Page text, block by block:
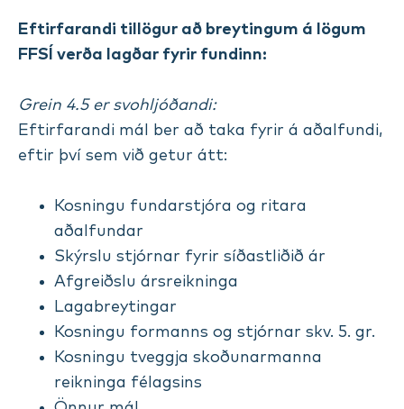
Eftirfarandi tillögur að breytingum á lögum
FFSÍ verða lagðar fyrir fundinn:
Grein 4.5 er svohljóðandi:
Eftirfarandi mál ber að taka fyrir á aðalfundi,
eftir því sem við getur átt:
Kosningu fundarstjóra og ritara
aðalfundar
Skýrslu stjórnar fyrir síðastliðið ár
Afgreiðslu ársreikninga
Lagabreytingar
Kosningu formanns og stjórnar skv. 5. gr.
Kosningu tveggja skoðunarmanna
reikninga félagsins